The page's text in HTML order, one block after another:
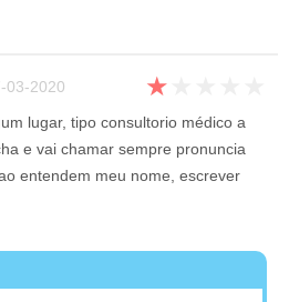
2020 ★
lugar, tipo consultorio médico a
e vai chamar sempre pronuncia
entendem meu nome, escrever